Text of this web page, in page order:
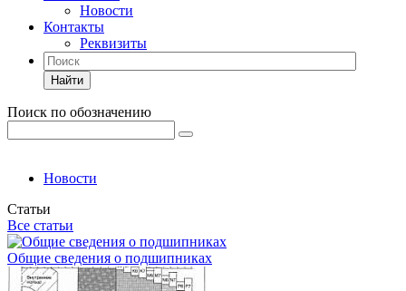
Новости
Контакты
Реквизиты
Найти
Поиск по обозначению
Новости
Статьи
Все статьи
Общие сведения о подшипниках